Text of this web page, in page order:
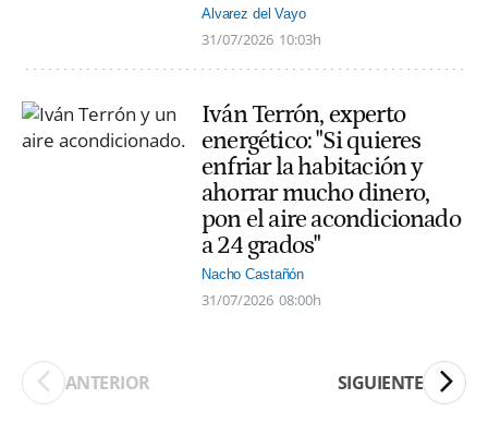
Alvarez del Vayo
31/07/2026 10:03h
Iván Terrón, experto
energético: "Si quieres
enfriar la habitación y
ahorrar mucho dinero,
pon el aire acondicionado
a 24 grados"
Nacho Castañón
31/07/2026 08:00h
ANTERIOR SIGUIENTE